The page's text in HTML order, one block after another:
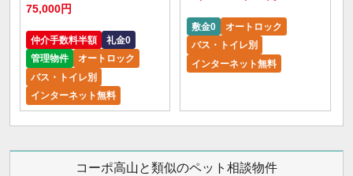
75,000円
仲介手数料半額
礼金0
管理物件
オートロック
バス・トイレ別
インターネット無料
敷金0
オートロック
バス・トイレ別
インターネット無料
コーポ高山と類似のペット相談物件